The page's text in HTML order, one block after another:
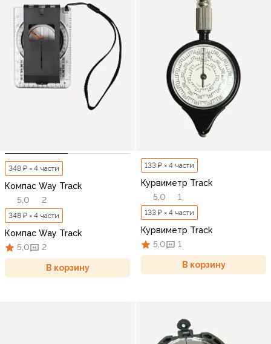
348 ₽ × 4 части
Компас Way Track
5,0
2
348 ₽ × 4 части
Компас Way Track
5,0
2
В корзину
133 ₽ × 4 части
Курвиметр Track
5,0
1
133 ₽ × 4 части
Курвиметр Track
5,0
1
В корзину